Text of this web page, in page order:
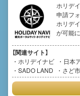
ホリデ
申請フ
ホリデ
が可能
【関連サイト】
ホリデイナビ 日本
SADO LAND
さど